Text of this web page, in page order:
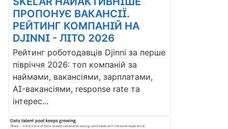
ПРОПОНУЄ ВАКАНСІЇ.
РЕЙТИНГ КОМПАНІЙ НА
DJINNI - ЛІТО 2026
Рейтинг роботодавців Djinni за перше
півріччя 2026: топ компаній за
наймами, вакансіями, зарплатами,
AI-вакансіями, response rate та
інтерес...